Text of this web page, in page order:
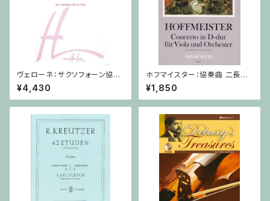
ヴェローネ：サクソフォーン協奏
曲 op.65 / アルトサクソフォー
ン,ピアノ
¥4,430
ホフマイスター：協奏曲 二長調
/ ヴィオラ・ピアノ
¥1,850